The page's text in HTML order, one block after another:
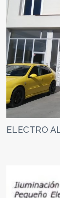
ELECTRO